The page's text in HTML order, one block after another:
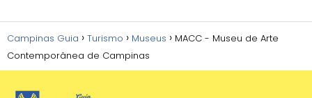
Campinas Guia Turismo Museus
MACC - Museu de Arte
Contemporânea de Campinas